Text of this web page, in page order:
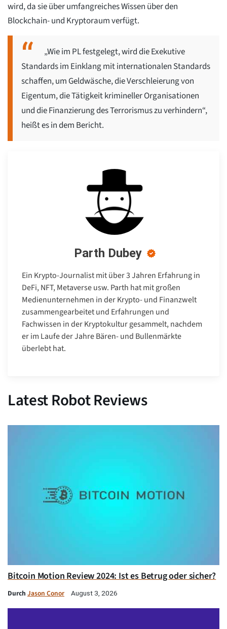
wird, da sie über umfangreiches Wissen über den
Blockchain- und Kryptoraum verfügt.
„Wie im PL festgelegt, wird die Exekutive
Standards im Einklang mit internationalen Standards
schaffen, um Geldwäsche, die Verschleierung von
Eigentum, die Tätigkeit krimineller Organisationen
und die Finanzierung des Terrorismus zu verhindern“,
heißt es in dem Bericht.
Parth Dubey
Ein Krypto-Journalist mit über 3 Jahren Erfahrung in
DeFi, NFT, Metaverse usw. Parth hat mit großen
Medienunternehmen in der Krypto- und Finanzwelt
zusammengearbeitet und Erfahrungen und
Fachwissen in der Kryptokultur gesammelt, nachdem
er im Laufe der Jahre Bären- und Bullenmärkte
überlebt hat.
Latest Robot Reviews
Bitcoin Motion Review 2024: Ist es Betrug oder sicher?
Durch Jason Conor August 3, 2026